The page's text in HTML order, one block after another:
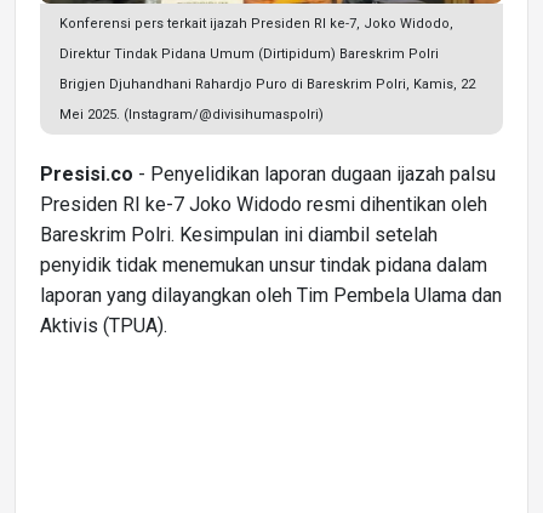
Konferensi pers terkait ijazah Presiden RI ke-7, Joko Widodo,
Direktur Tindak Pidana Umum (Dirtipidum) Bareskrim Polri
Brigjen Djuhandhani Rahardjo Puro di Bareskrim Polri, Kamis, 22
Mei 2025. (Instagram/@divisihumaspolri)
Presisi.co - Penyelidikan laporan dugaan ijazah palsu
Presiden RI ke-7 Joko Widodo resmi dihentikan oleh
Bareskrim Polri. Kesimpulan ini diambil setelah
penyidik tidak menemukan unsur tindak pidana dalam
laporan yang dilayangkan oleh Tim Pembela Ulama dan
Aktivis (TPUA).